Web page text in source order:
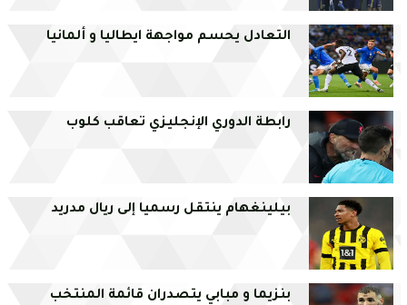
التعادل يحسم مواجهة ايطاليا و ألمانيا
رابطة الدوري الإنجليزي تعاقب كلوب
بيلينغهام ينتقل رسميا إلى ريال مدريد
بنزيما و مبابي يتصدران قائمة المنتخب